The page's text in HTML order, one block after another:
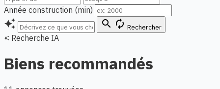
Année construction (min)
auto_awesome search autorenew Rechercher
auto_awesome Recherche IA
Biens recommandés